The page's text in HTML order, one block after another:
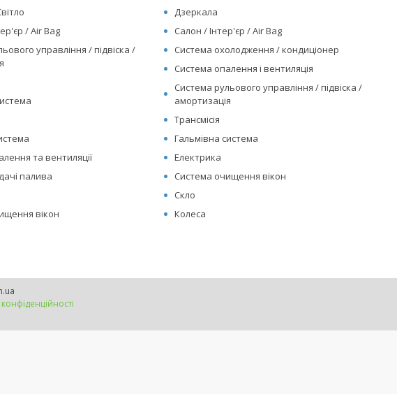
/ Air Bag
управління / підвіска /
та вентиляції
палива
вікон
Дзеркала
Салон / Інтер'єр / Air Bag
Система охолодження / кондиціонер
Система опалення і вентиляція
Система рульового управління / підвіска /
амортизація
Трансмісія
Гальмівна система
Електрика
Система очищення вікон
Скло
Колеса